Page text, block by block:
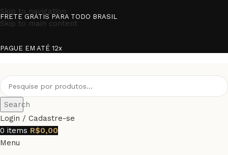
Skip to navigation
Skip to main content
FRETE GRÁTIS PARA TODO BRASIL
PAGUE EM ATÉ 12x
Search
Login / Cadastre-se
0 items R$0,00
Menu